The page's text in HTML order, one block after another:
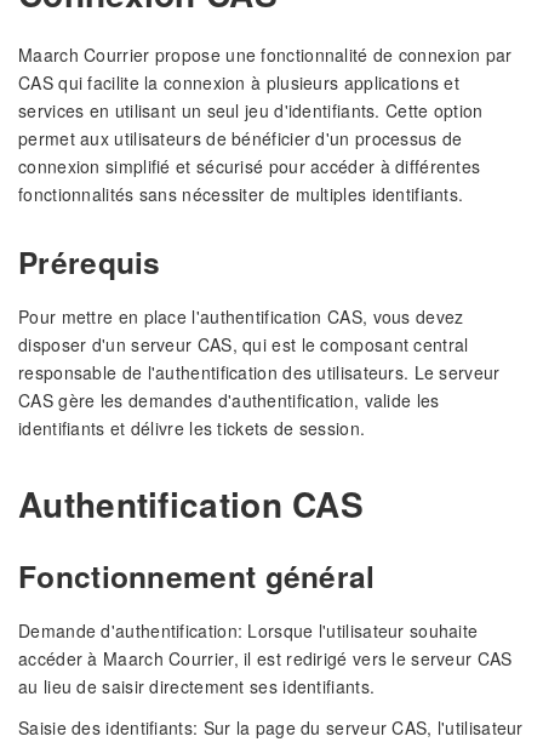
Maarch Courrier propose une fonctionnalité de connexion par
CAS qui facilite la connexion à plusieurs applications et
services en utilisant un seul jeu d'identifiants. Cette option
permet aux utilisateurs de bénéficier d'un processus de
connexion simplifié et sécurisé pour accéder à différentes
fonctionnalités sans nécessiter de multiples identifiants.
Prérequis
Pour mettre en place l'authentification CAS, vous devez
disposer d'un serveur CAS, qui est le composant central
responsable de l'authentification des utilisateurs. Le serveur
CAS gère les demandes d'authentification, valide les
identifiants et délivre les tickets de session.
Authentification CAS
Fonctionnement général
Demande d'authentification: Lorsque l'utilisateur souhaite
accéder à Maarch Courrier, il est redirigé vers le serveur CAS
au lieu de saisir directement ses identifiants.
Saisie des identifiants: Sur la page du serveur CAS, l'utilisateur